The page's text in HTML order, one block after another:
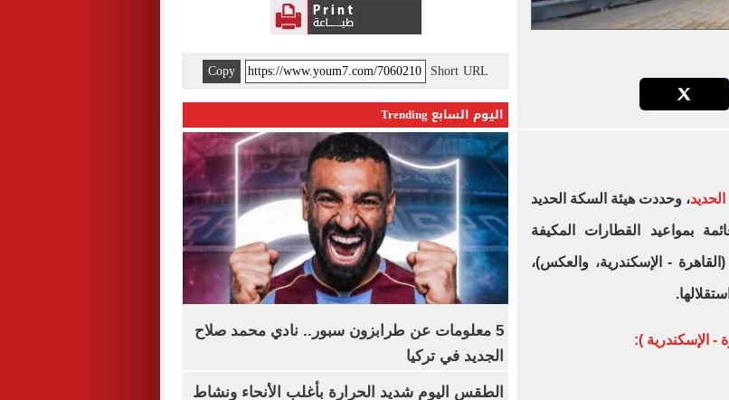
، وحددت هيئة السكة الحديد
بمواعيد القطارات المكيفة
- الإسكندرية، والعكس)،
- الإسكندرية ):
Short URL
Copy
اليوم السابع Trending
5 معلومات عن طرابزون سبور.. نادي محمد صلاح
الجديد في تركيا
الطقس اليوم شديد الحرارة بأغلب الأنحاء ونشاط